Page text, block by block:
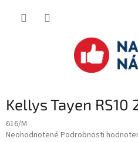
Kellys Tayen
616/M
Priemerné
Neohodnotené Podrobnosti